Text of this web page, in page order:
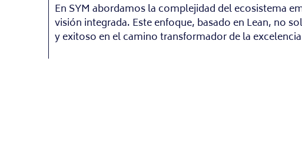
En SYM abordamos la complejidad del ecosistema
visión integrada. Este enfoque, basado en Lean, no
y exitoso en el camino transformador de la